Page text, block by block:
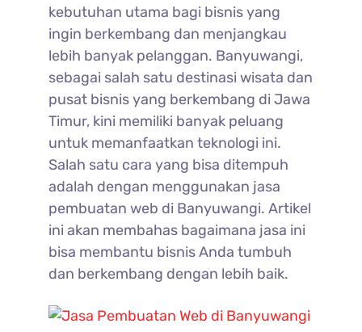
kebutuhan utama bagi bisnis yang
ingin berkembang dan menjangkau
lebih banyak pelanggan. Banyuwangi,
sebagai salah satu destinasi wisata dan
pusat bisnis yang berkembang di Jawa
Timur, kini memiliki banyak peluang
untuk memanfaatkan teknologi ini.
Salah satu cara yang bisa ditempuh
adalah dengan menggunakan jasa
pembuatan web di Banyuwangi. Artikel
ini akan membahas bagaimana jasa ini
bisa membantu bisnis Anda tumbuh
dan berkembang dengan lebih baik.